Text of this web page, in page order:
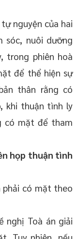
nguyện của hai
sóc, nuôi dưỡng
trong phiên hoà
để thể hiện sự
thân rằng có
khi thuận tình ly
có mặt để tham
họp thuận tình
phải có mặt theo
nghị Toà án giải